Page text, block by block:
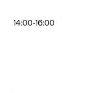
14:00-16:00